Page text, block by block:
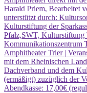
Harald Priem, Bearbeitet
unterstützt durch:
Kulturstiftung der
Pfalz,SWT, Kulturstiftung
Kommunikationszentrum
Amphitheater Trier |
mit dem Rheinischen
Dachverband und dem
(ermäßigt) zuzüglich der
Abendkasse: 17,00€